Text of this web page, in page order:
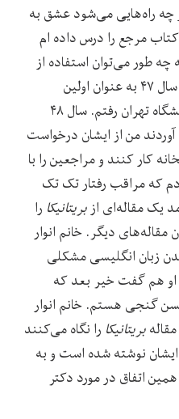
راه‌هایی می‌شود عشق به
کتاب مرجع را درس داده ام
طور می‌توان استفاده از
کتاب مرجع را زیاد کرد. من در سال ۴۷ به عنوان اولین
کتابدار به دانشکده ادبیات دانشگاه تهران رفتم. سال ۴۸
من از ایشان درخواست
کار کنند و مراجعین را با
که مراقب رفتار تک تک
یک مقاله‌ای ازبریتانیکا را
دیگر. خانم انوار
زبان انگلیسی مشکلی
او هم گفت خیر بعد که
گنجی هستم. خانم انوار
بریتانیکا را نگاه می‌کنند
نوشته شده است و به
اتفاق در مورد دکتر